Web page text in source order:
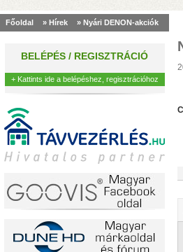
Főoldal » Hírek » Nyári DENON-akciók
BELÉPÉS / REGISZTRÁCIÓ
+ Kattints ide a belépéshez, regisztrációhoz